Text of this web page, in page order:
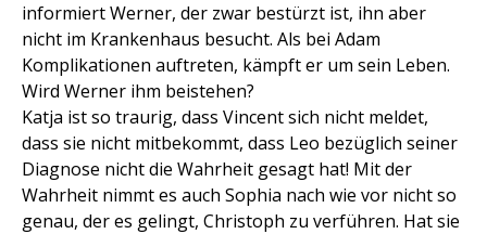
informiert Werner, der zwar bestürzt ist, ihn aber
nicht im Krankenhaus besucht. Als bei Adam
Komplikationen auftreten, kämpft er um sein Leben.
Wird Werner ihm beistehen?
Katja ist so traurig, dass Vincent sich nicht meldet,
dass sie nicht mitbekommt, dass Leo bezüglich seiner
Diagnose nicht die Wahrheit gesagt hat! Mit der
Wahrheit nimmt es auch Sophia nach wie vor nicht so
genau, der es gelingt, Christoph zu verführen. Hat sie